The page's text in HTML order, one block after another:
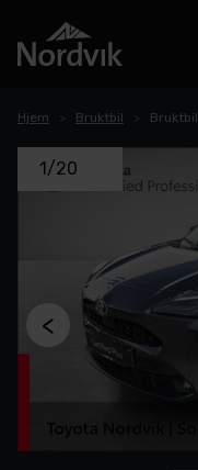
Hjem Bruktbil Bruktbil
<
1/20